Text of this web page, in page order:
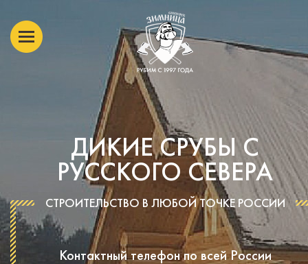
ДИКИЕ СРУБЫ С
РУССКОГО СЕВЕРА
СТРОИТЕЛЬСТВО В ЛЮБОЙ ТОЧКЕ РОССИИ
Контактный телефон по всей России